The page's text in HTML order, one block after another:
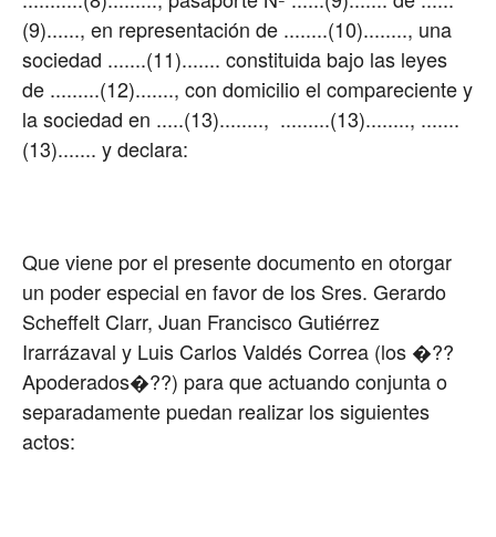
(9)......, en representación de ........(10)........, una
sociedad .......(11)....... constituida bajo las leyes
de .........(12)......., con domicilio el compareciente y
la sociedad en .....(13)........, .........(13)........, .......
(13)....... y declara:
Que viene por el presente documento en otorgar
un poder especial en favor de los Sres. Gerardo
Scheffelt Clarr, Juan Francisco Gutiérrez
Irarrázaval y Luis Carlos Valdés Correa (los �??
Apoderados�??) para que actuando conjunta o
separadamente puedan realizar los siguientes
actos: